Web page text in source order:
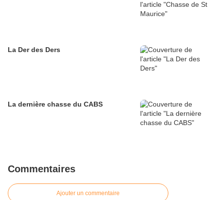
La Der des Ders
La dernière chasse du CABS
Commentaires
Ajouter un commentaire